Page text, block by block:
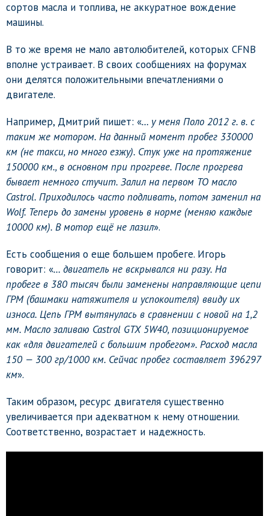
сортов масла и топлива, не аккуратное вождение
машины.
В то же время не мало автолюбителей, которых CFNB
вполне устраивает. В своих сообщениях на форумах
они делятся положительными впечатлениями о
двигателе.
Например, Дмитрий пишет: «… у меня Поло 2012 г. в. с
таким же мотором. На данный момент пробег 330000
км (не такси, но много езжу). Стук уже на протяжение
150000 км., в основном при прогреве. После прогрева
бывает немного стучит. Залил на первом ТО масло
Castrol. Приходилось часто подливать, потом заменил на
Wolf. Теперь до замены уровень в норме (меняю каждые
10000 км). В мотор ещё не лазил».
Есть сообщения о еще большем пробеге. Игорь
говорит: «… двигатель не вскрывался ни разу. На
пробеге в 380 тысяч были заменены направляющие цепи
ГРМ (башмаки натяжителя и успокоителя) ввиду их
износа. Цепь ГРМ вытянулась в сравнении с новой на 1,2
мм. Масло заливаю Castrol GTX 5W40, позиционируемое
как «для двигателей с большим пробегом». Расход масла
150 — 300 гр/1000 км. Сейчас пробег составляет 396297
км».
Таким образом, ресурс двигателя существенно
увеличивается при адекватном к нему отношении.
Соответственно, возрастает и надежность.